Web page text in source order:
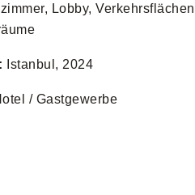
Lobby,
Istanbul, 2024
/ Gastgewerbe